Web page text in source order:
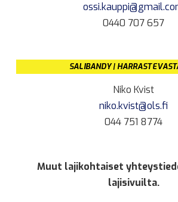
0440 707 657
SALIBANDY |
Niko Kvist
niko.kvist@ols.fi
044 751 8774
Muut lajikohtaiset
lajisivuilta.